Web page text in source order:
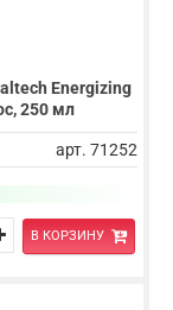
Energizing
250 мл
арт. 71252
В КОРЗИНУ